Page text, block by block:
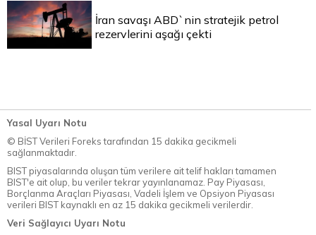
İran savaşı ABD`nin stratejik petrol
rezervlerini aşağı çekti
Yasal Uyarı Notu
© BİST Verileri Foreks tarafından 15 dakika gecikmeli
sağlanmaktadır.
BIST piyasalarında oluşan tüm verilere ait telif hakları tamamen
BIST'e ait olup, bu veriler tekrar yayınlanamaz. Pay Piyasası,
Borçlanma Araçları Piyasası, Vadeli İşlem ve Opsiyon Piyasası
verileri BIST kaynaklı en az 15 dakika gecikmeli verilerdir.
Veri Sağlayıcı Uyarı Notu